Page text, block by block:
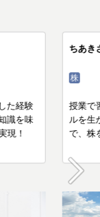
件で苦戦した経験
タート。知識を味
21％を実現！
Next